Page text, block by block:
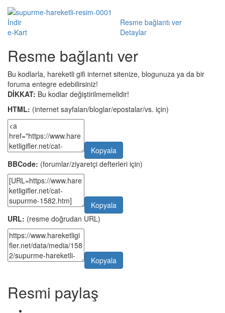
İndir
Resme bağlantı ver
e-Kart
Detaylar
Resme bağlantı ver
Bu kodlarla, hareketli gifi internet sitenize, blogunuza ya da bir
foruma entegre edebilirsiniz!
DİKKAT: Bu kodlar değiştirilmemelidir!
HTML: (internet sayfaları/bloglar/epostalar/vs. için)
Kopyala
BBCode: (forumlar/ziyaretçi defterleri için)
Kopyala
URL: (resme doğrudan URL)
Kopyala
Resmi paylaş